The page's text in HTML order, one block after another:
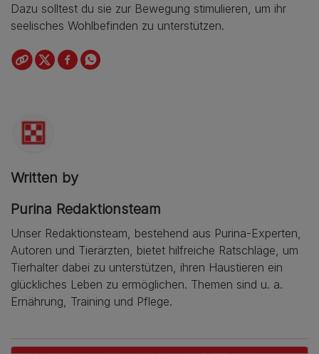
Dazu solltest du sie zur Bewegung stimulieren, um ihr
seelisches Wohlbefinden zu unterstützen.
Written by
Purina Redaktionsteam
Unser Redaktionsteam, bestehend aus Purina-Experten,
Autoren und Tierärzten, bietet hilfreiche Ratschläge, um
Tierhalter dabei zu unterstützen, ihren Haustieren ein
glückliches Leben zu ermöglichen. Themen sind u. a.
Ernährung, Training und Pflege.